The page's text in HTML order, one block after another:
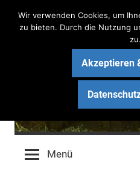
Inhalt
Haus am
Wir bauen ein
Menü
Wir verwenden Cookies, um
zu bieten. Durch die Nutzung
zu.
Akzeptieren